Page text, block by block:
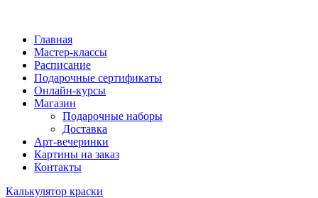
Главная
Мастер-классы
Расписание
Подарочные сертификаты
Онлайн-курсы
Магазин
Подарочные наборы
Доставка
Арт-вечеринки
Картины на заказ
Контакты
Калькулятор краски